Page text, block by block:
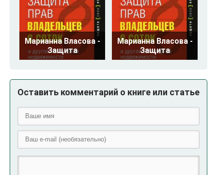
Марианна Власова -
Защита
Марианна Власова -
Защита
Оставить комментарий о книге или статье